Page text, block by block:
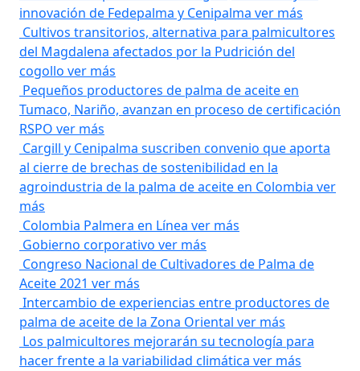
innovación de Fedepalma y Cenipalma ver más
Cultivos transitorios, alternativa para palmicultores
del Magdalena afectados por la Pudrición del
cogollo ver más
Pequeños productores de palma de aceite en
Tumaco, Nariño, avanzan en proceso de certificación
RSPO ver más
Cargill y Cenipalma suscriben convenio que aporta
al cierre de brechas de sostenibilidad en la
agroindustria de la palma de aceite en Colombia ver
más
Colombia Palmera en Línea ver más
Gobierno corporativo ver más
Congreso Nacional de Cultivadores de Palma de
Aceite 2021 ver más
Intercambio de experiencias entre productores de
palma de aceite de la Zona Oriental ver más
Los palmicultores mejorarán su tecnología para
hacer frente a la variabilidad climática ver más